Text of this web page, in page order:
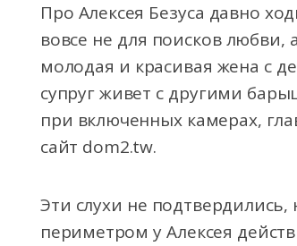
Про Алексея Безуса давно
вовсе не для поисков любви,
молодая и красивая жена с
супруг живет с другими
при включенных камерах,
сайт dom2.tw.
Эти слухи не подтвердились,
периметром у Алексея